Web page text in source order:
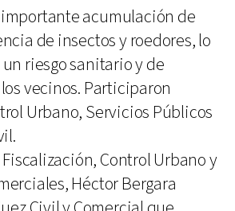
acumulación de
de insectos y roedores, lo
riesgo sanitario y de
vecinos. Participaron
Urbano, Servicios Públicos
Control Urbano y
Héctor Bergara